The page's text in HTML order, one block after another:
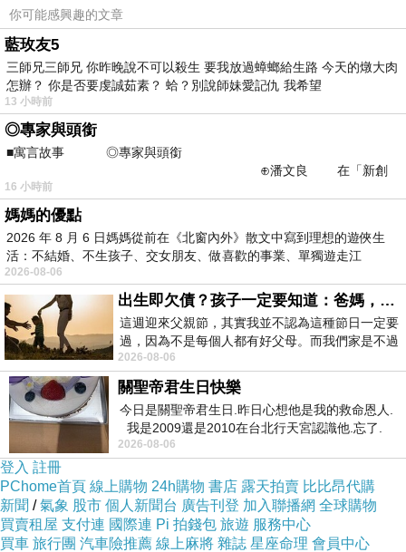
你可能感興趣的文章
藍玫友5
三師兄三師兄 你昨晚說不可以殺生 要我放過蟑螂給生路 今天的燉大肉
怎辦？ 你是否要虔誠茹素？ 蛤？別說師妹愛記仇 我希望
13 小時前
◎專家與頭銜
■寓言故事 ◎專家與頭銜
⊕潘文良 在「新創
之谷」裡——
16 小時前
媽媽的優點
2026 年 8 月 6 日媽媽從前在《北窗內外》散文中寫到理想的遊俠生
活：不結婚、不生孩子、交女朋友、做喜歡的事業、單獨遊走江
湖⋯⋯，
2026-08-06
出生即欠債？孩子一定要知道：爸媽，其實我不欠你們
這週迎來父親節，其實我並不認為這種節日一定要
過，因為不是每個人都有好父母。而我們家是不過
節的，平時也沒什麼儀式感，生活趨近冷
2026-08-06
關聖帝君生日快樂
今日是關聖帝君生日.昨日心想他是我的救命恩人.
我是2009還是2010在台北行天宮認識他.忘了.
一個奇摩交友的網友學
2026-08-06
登入 註冊
PChome首頁 線上購物 24h購物 書店 露天拍賣 比比昂代購
新聞 /氣象 股市 個人新聞台 廣告刊登 加入聯播網 全球購物
買賣租屋 支付連 國際連 Pi 拍錢包 旅遊 服務中心
買車 旅行團 汽車險推薦 線上麻將 雜誌 星座命理 會員中心